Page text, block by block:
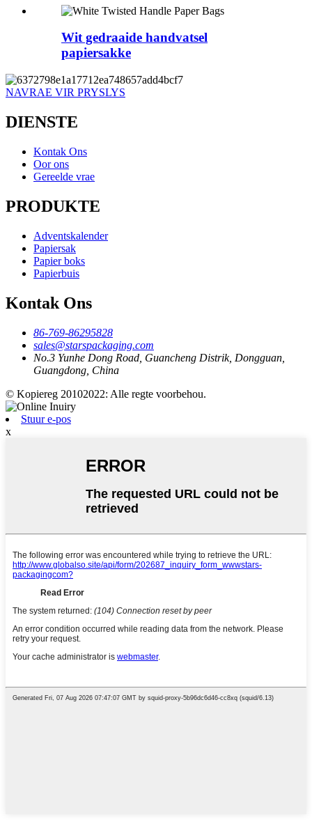
Wit gedraaide handvatsel
papiersakke
NAVRAE VIR PRYSLYS
DIENSTE
Kontak Ons
Oor ons
Gereelde vrae
PRODUKTE
Adventskalender
Papiersak
Papier boks
Papierbuis
Kontak Ons
86-769-86295828
sales@starspackaging.com
No.3 Yunhe Dong Road, Guancheng Distrik, Dongguan,
Guangdong, China
© Kopiereg 20102022: Alle regte voorbehou.
Stuur e-pos
x